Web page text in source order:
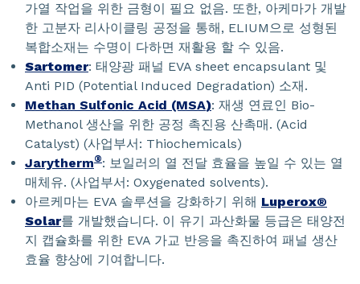
가열 작업을 위한 금형이 필요 없음. 또한, 아케마가 개발
한 고분자 리사이클링 공정을 통해, ELIUM으로 성형된
복합소재는 수명이 다하면 재활용 할 수 있음.
Sartomer: 태양광 패널 EVA sheet encapsulant 및
Anti PID (Potential Induced Degradation) 소재.
Methan Sulfonic Acid (MSA): 재생 연료인 Bio-
Methanol 생산을 위한 공정 촉진용 산촉매. (Acid
Catalyst) (사업부서: Thiochemicals)
Jarytherm®: 보일러의 열 전달 효율을 높일 수 있는 열
매체유. (사업부서: Oxygenated solvents).
아르케마는 EVA 솔루션을 강화하기 위해 Luperox®
Solar를 개발했습니다. 이 유기 과산화물 등급은 태양전
지 캡슐화를 위한 EVA 가교 반응을 촉진하여 패널 생산
효율 향상에 기여합니다.